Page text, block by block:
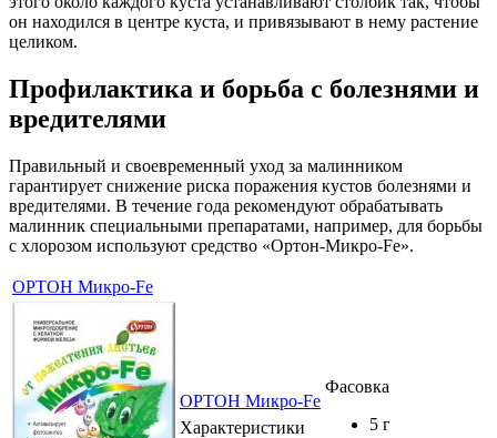
он находился в центре куста, и привязывают в нему растение
целиком.
Профилактика и борьба с болезнями и
вредителями
Правильный и своевременный уход за малинником
гарантирует снижение риска поражения кустов болезнями и
вредителями. В течение года рекомендуют обрабатывать
малинник специальными препаратами, например, для борьбы
с хлорозом используют средство «Ортон-Микро-Fe».
ОРТОН Микро-Fe
ОРТОН Микро-Fe
Характеристики
Фасовка
5 г